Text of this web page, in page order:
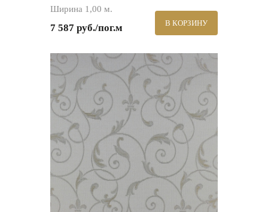
Ширина 1,00 м.
7 587 руб./пог.м В КОРЗИНУ